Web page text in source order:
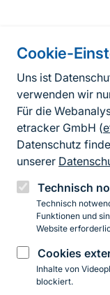
Cookie-
Uns ist
verwenden wir
Für die
etracker GmbH (
Datenschutz
unserer
Technisch
Technisch
Funktionen und
Website
Cookies
Inhalte von
blockiert.